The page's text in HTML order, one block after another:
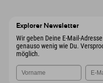
Explorer Newsletter
Wir geben Deine E-Mail-
genauso wenig wie Du.
möglich.